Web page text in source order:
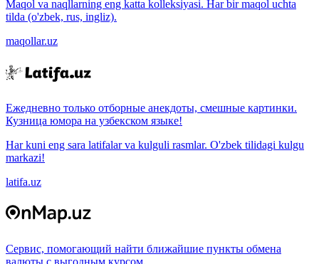
Maqol va naqllarning eng katta kolleksiyasi. Har bir maqol uchta
tilda (o'zbek, rus, ingliz).
maqollar.uz
Ежедневно только отборные анекдоты, смешные картинки.
Кузница юмора на узбекском языке!
Har kuni eng sara latifalar va kulguli rasmlar. O'zbek tilidagi kulgu
markazi!
latifa.uz
Сервис, помогающий найти ближайшие пункты обмена